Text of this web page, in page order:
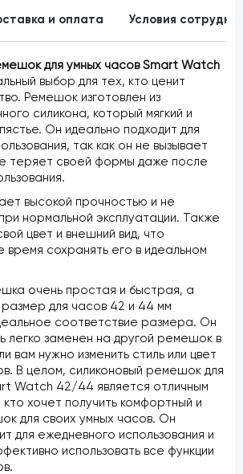
и оплата Условия
для умных часов Smart Watch
выбор для тех, кто ценит
Ремешок изготовлен из
силикона, который мягкий и
Он идеально подходит для
так как он не вызывает
теряет своей формы даже после
высокой прочностью и не
нормальной эксплуатации. Также
цвет и внешний вид, что
время сохранять его в идеальном
очень простая и быстрая, а
для часов 42 и 44 мм
соответствие размера. Он
легко заменен на другой ремешок в
вам нужно изменить стиль или цвет
В целом, силиконовый ремешок для
Watch 42/44 является отличным
хочет получить комфортный и
для своих умных часов. Он
для ежедневного использования и
использовать все функции